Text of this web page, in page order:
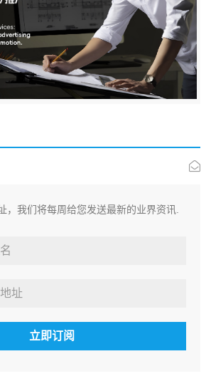
，我们将每周给您发送最新的业界资讯.
立即订阅